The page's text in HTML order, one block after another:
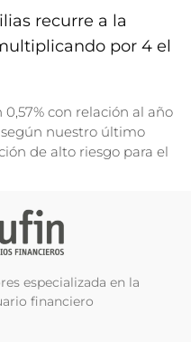
recurre a la
por 4 el
con relación al año
según nuestro último
de alto riesgo para el
especializada en la
financiero